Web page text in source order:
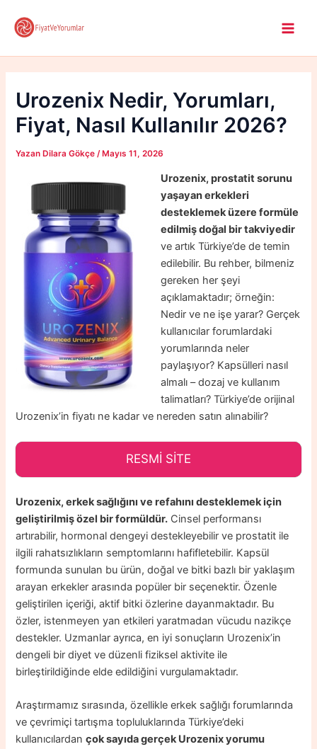
atla
Urozenix Nedir, Yorumları,
Fiyat, Nasıl Kullanılır 2026?
Yazan Dilara Gökçe /Mayıs 11, 2026
Urozenix, prostatit sorunu
yaşayan erkekleri
desteklemek üzere formüle
edilmiş doğal bir takviyedir
ve artık Türkiye’de de temin
edilebilir. Bu rehber, bilmeniz
gereken her şeyi
açıklamaktadır; örneğin:
Nedir ve ne işe yarar? Gerçek
kullanıcılar forumlardaki
yorumlarında neler
paylaşıyor? Kapsülleri nasıl
almalı – dozaj ve kullanım
talimatları? Türkiye’de orijinal
Urozenix’in fiyatı ne kadar ve nereden satın alınabilir?
RESMİ SİTE
Urozenix, erkek sağlığını ve refahını desteklemek için
geliştirilmiş özel bir formüldür. Cinsel performansı
artırabilir, hormonal dengeyi destekleyebilir ve prostatit ile
ilgili rahatsızlıkların semptomlarını hafifletebilir. Kapsül
formunda sunulan bu ürün, doğal ve bitki bazlı bir yaklaşım
arayan erkekler arasında popüler bir seçenektir. Özenle
geliştirilen içeriği, aktif bitki özlerine dayanmaktadır. Bu
özler, istenmeyen yan etkileri yaratmadan vücudu nazikçe
destekler. Uzmanlar ayrıca, en iyi sonuçların Urozenix’in
dengeli bir diyet ve düzenli fiziksel aktivite ile
birleştirildiğinde elde edildiğini vurgulamaktadır.
Araştırmamız sırasında, özellikle erkek sağlığı forumlarında
ve çevrimiçi tartışma topluluklarında Türkiye’deki
kullanıcılardançok sayıda gerçek Urozenix yorumu